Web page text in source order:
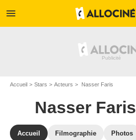
menu
Accueil Stars Acteurs Nasser Faris
Nasser Faris
Accueil Filmographie Photos